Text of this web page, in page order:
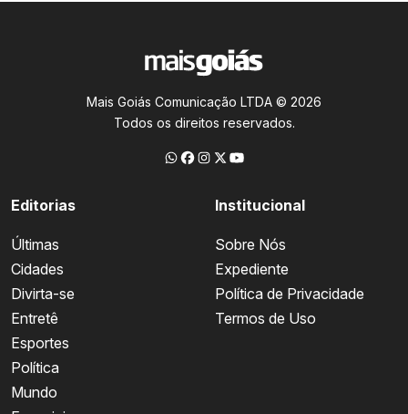
Mais Goiás Comunicação LTDA © 2026
Todos os direitos reservados.
Editorias
Últimas
Cidades
Divirta-se
Entretê
Esportes
Política
Mundo
Institucional
Sobre Nós
Expediente
Política de Privacidade
Termos de Uso